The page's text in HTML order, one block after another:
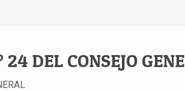
DEL CONSEJO